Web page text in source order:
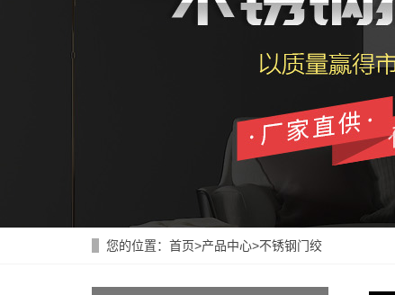
您的位置： 首页>产品中心>不锈钢门绞